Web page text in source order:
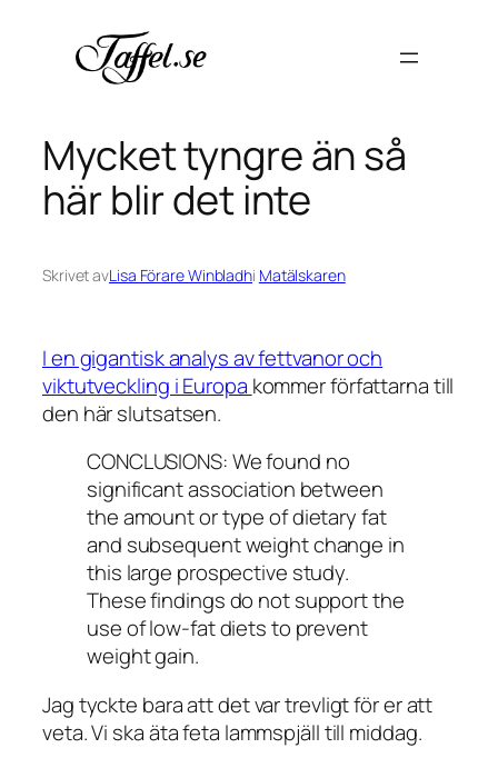
innehåll
Mycket tyngre än så
här blir det inte
Skrivet avLisa Förare Winbladhi Matälskaren
I en gigantisk analys av fettvanor och
viktutveckling i Europa kommer författarna till
den här slutsatsen.
CONCLUSIONS: We found no
significant association between
the amount or type of dietary fat
and subsequent weight change in
this large prospective study.
These findings do not support the
use of low-fat diets to prevent
weight gain.
Jag tyckte bara att det var trevligt för er att
veta. Vi ska äta feta lammspjäll till middag.